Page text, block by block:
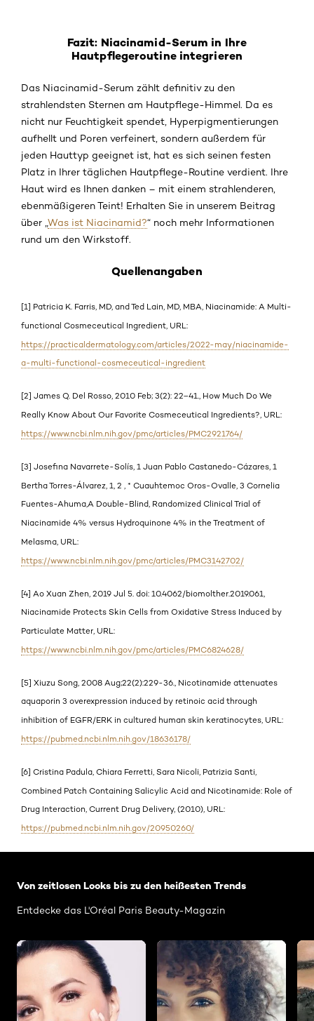
Fazit: Niacinamid-Serum in Ihre
Hautpflegeroutine integrieren
Das Niacinamid-Serum zählt definitiv zu den
strahlendsten Sternen am Hautpflege-Himmel. Da es
nicht nur Feuchtigkeit spendet, Hyperpigmentierungen
aufhellt und Poren verfeinert, sondern außerdem für
jeden Hauttyp geeignet ist, hat es sich seinen festen
Platz in Ihrer täglichen Hautpflege-Routine verdient. Ihre
Haut wird es Ihnen danken – mit einem strahlenderen,
ebenmäßigeren Teint! Erhalten Sie in unserem Beitrag
über „ Was ist Niacinamid?“ noch mehr Informationen
rund um den Wirkstoff.
Quellenangaben
[1] Patricia K. Farris, MD, and Ted Lain, MD, MBA, Niacinamide: A Multi-
functional Cosmeceutical Ingredient, URL:
https://practicaldermatology.com/articles/2022-may/niacinamide-
a-multi-functional-cosmeceutical-ingredient
[2] James Q. Del Rosso, 2010 Feb; 3(2): 22–41., How Much Do We
Really Know About Our Favorite Cosmeceutical Ingredients?, URL:
https://www.ncbi.nlm.nih.gov/pmc/articles/PMC2921764/
[3] Josefina Navarrete-Solís, 1 Juan Pablo Castanedo-Cázares, 1
Bertha Torres-Álvarez, 1, 2 , * Cuauhtemoc Oros-Ovalle, 3 Cornelia
Fuentes-Ahuma,A Double-Blind, Randomized Clinical Trial of
Niacinamide 4% versus Hydroquinone 4% in the Treatment of
Melasma, URL:
https://www.ncbi.nlm.nih.gov/pmc/articles/PMC3142702/
[4] Ao Xuan Zhen, 2019 Jul 5. doi: 10.4062/biomolther.2019.061,
Niacinamide Protects Skin Cells from Oxidative Stress Induced by
Particulate Matter, URL:
https://www.ncbi.nlm.nih.gov/pmc/articles/PMC6824628/
[5] Xiuzu Song, 2008 Aug;22(2):229-36., Nicotinamide attenuates
aquaporin 3 overexpression induced by retinoic acid through
inhibition of EGFR/ERK in cultured human skin keratinocytes, URL:
https://pubmed.ncbi.nlm.nih.gov/18636178/
[6] Cristina Padula, Chiara Ferretti, Sara Nicoli, Patrizia Santi,
Combined Patch Containing Salicylic Acid and Nicotinamide: Role of
Drug Interaction, Current Drug Delivery, (2010), URL:
https://pubmed.ncbi.nlm.nih.gov/20950260/
Von zeitlosen Looks bis zu den heißesten Trends
Entdecke das L'Oréal Paris Beauty-Magazin